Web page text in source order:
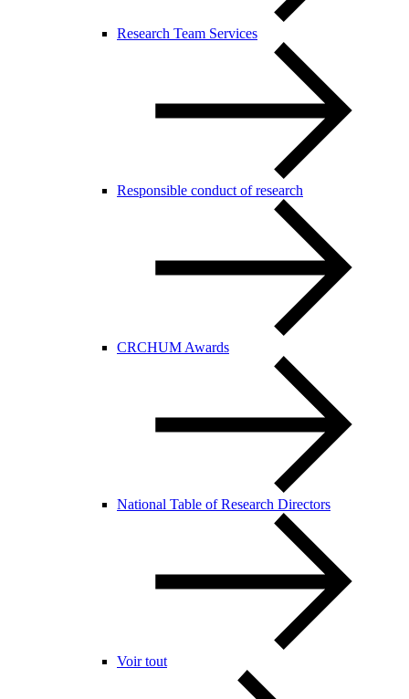
Research Team Services
Responsible conduct of research
CRCHUM Awards
National Table of Research Directors
Voir tout